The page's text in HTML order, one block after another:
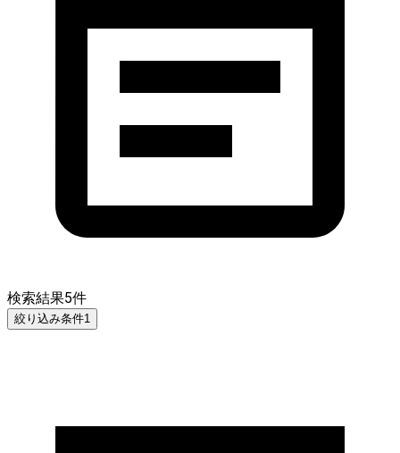
検索結果5件
絞り込み条件1